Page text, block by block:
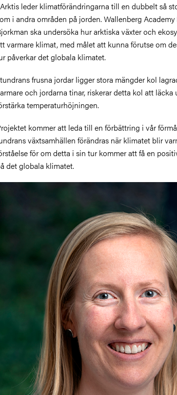
leder klimatförändringarna till en dubbelt så
i andra områden på jorden. Wallenberg
ska undersöka hur arktiska växter och
varmare klimat, med målet att kunna förutse om
påverkar det globala klimatet.
frusna jordar ligger stora mängder kol
och jordarna tinar, riskerar detta kol att läcka
temperaturhöjningen.
kommer att leda till en förbättring i vår
växtsamhällen förändras när klimatet blir
för om detta i sin tur kommer att få en
det globala klimatet.